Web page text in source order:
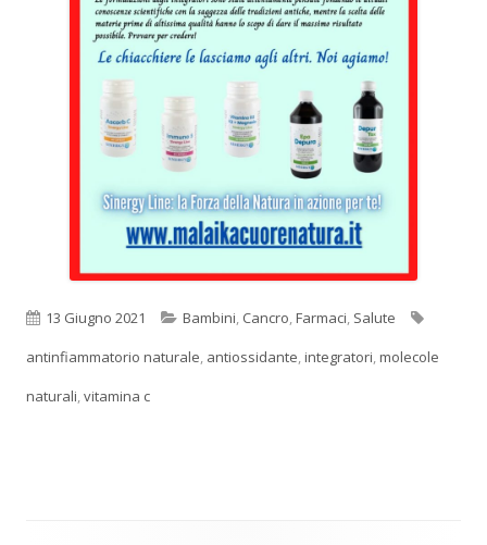
Pubblicato
13 Giugno 2021 Categorie
Bambini, Cancro,Farmaci, Salute
antinfiammatorio naturale, antiossidante,integratori,molecole
naturali,vitamina c